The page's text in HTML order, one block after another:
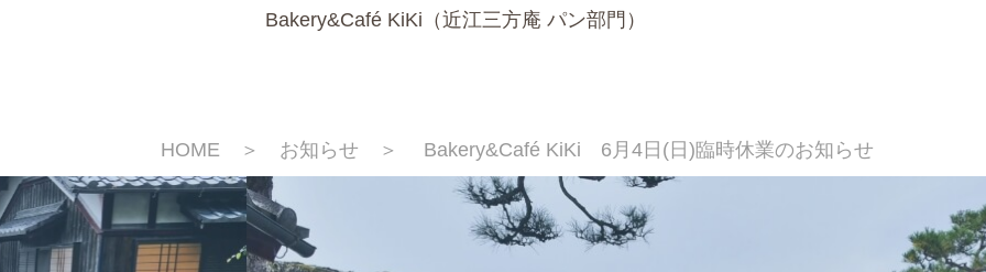
Bakery&Café KiKi（近江三方庵 パン部門）
HOME ＞ お知らせ ＞ Bakery&Café KiKi 6月4日(日)臨時休業のお知らせ